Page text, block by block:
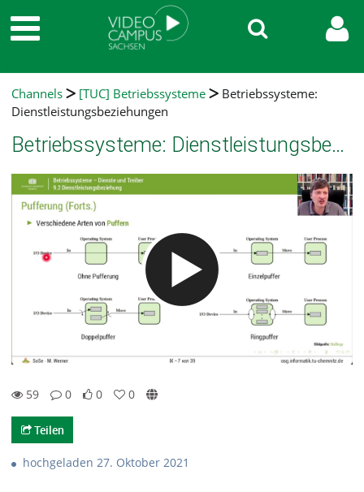
Channels [TUC] Betriebssysteme
Betriebssysteme:
Dienstleistungsbeziehungen
Betriebssysteme: Dienstleistungsbeziehungen
59
0
0
0
Teilen
hochgeladen 27. Oktober 2021